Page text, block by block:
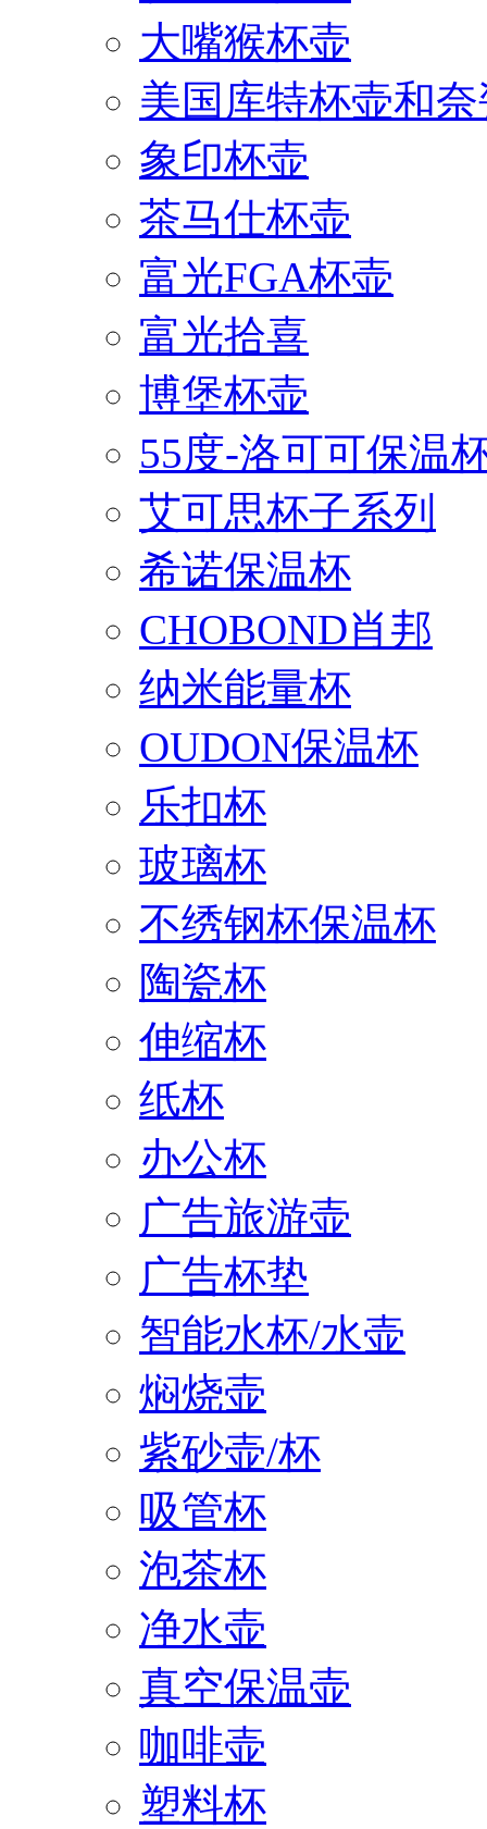
大嘴猴杯壶
美国库特杯壶和
象印杯壶
茶马仕杯壶
富光FGA杯壶
富光拾喜
博堡杯壶
55度-洛可可保温
艾可思杯子系列
希诺保温杯
CHOBOND肖邦
纳米能量杯
OUDON保温杯
乐扣杯
玻璃杯
不绣钢杯保温杯
陶瓷杯
伸缩杯
纸杯
办公杯
广告旅游壶
广告杯垫
智能水杯/水壶
焖烧壶
紫砂壶/杯
吸管杯
泡茶杯
净水壶
真空保温壶
咖啡壶
塑料杯